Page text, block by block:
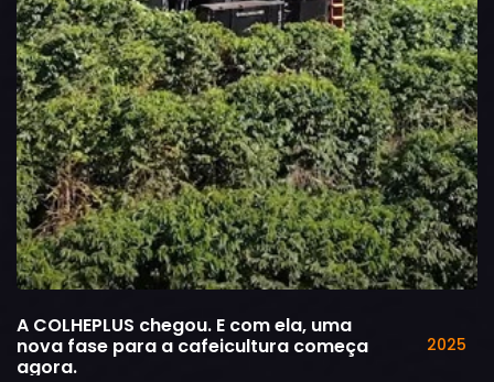
A COLHEPLUS chegou. E com ela, uma
nova fase para a cafeicultura começa
agora.
2025